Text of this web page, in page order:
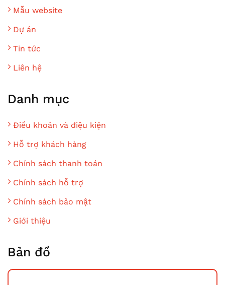
Mẫu website
Dự án
Tin tức
Liên hệ
Danh mục
Điều khoản và điệu kiện
Hỗ trợ khách hàng
Chính sách thanh toán
Chính sách hỗ trợ
Chính sách bảo mật
Giới thiệu
Bản đồ